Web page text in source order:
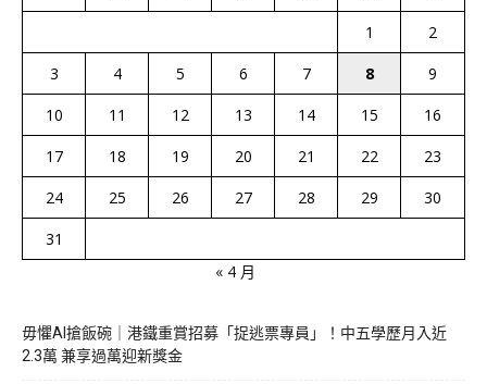
1
2
3
4 5 6 7 8
9
10
11 12 13 14 15
16
17
18 19 20 21 22
23
24
25 26 27 28 29
30
31
« 4 月
毋懼AI搶飯碗｜港鐵重賞招募「捉逃票專員」！中五學歷月入近
2.3萬 兼享過萬迎新獎金